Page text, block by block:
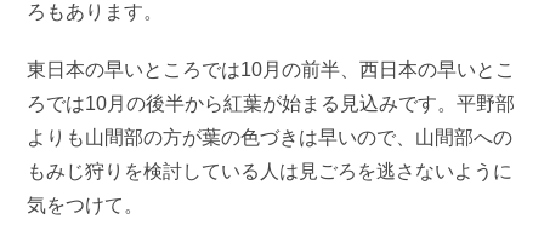
ろもあります。
東日本の早いところでは10月の前半、西日本の早いとこ
ろでは10月の後半から紅葉が始まる見込みです。平野部
よりも山間部の方が葉の色づきは早いので、山間部への
もみじ狩りを検討している人は見ごろを逃さないように
気をつけて。